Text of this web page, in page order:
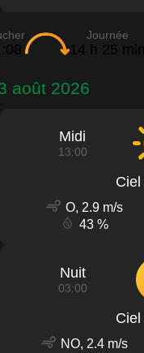
Journée
14 h 25 min
août 2026
Midi
13:00
O, 2.9 m/s
43 %
Nuit
03:00
NO, 2.4 m/s